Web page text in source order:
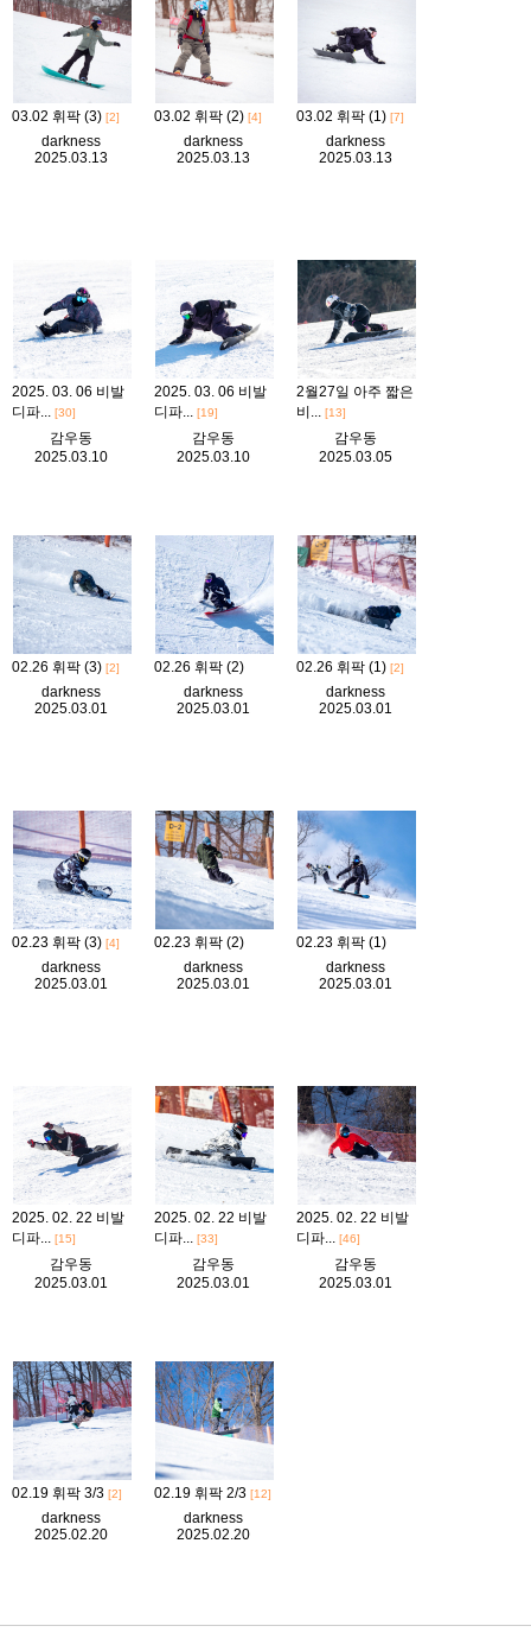
03.02 휘팍 (3) [2]
darkness
2025.03.13
03.02 휘팍 (2) [4]
darkness
2025.03.13
03.02 휘팍 (1) [7]
darkness
2025.03.13
2025. 03. 06 비발
디파... [30]
감우동
2025.03.10
2025. 03. 06 비발
디파... [19]
감우동
2025.03.10
2월27일 아주 짧은
비... [13]
감우동
2025.03.05
02.26 휘팍 (3) [2]
darkness
2025.03.01
02.26 휘팍 (2)
darkness
2025.03.01
02.26 휘팍 (1) [2]
darkness
2025.03.01
02.23 휘팍 (3) [4]
darkness
2025.03.01
02.23 휘팍 (2)
darkness
2025.03.01
02.23 휘팍 (1)
darkness
2025.03.01
2025. 02. 22 비발
디파... [15]
감우동
2025.03.01
2025. 02. 22 비발
디파... [33]
감우동
2025.03.01
2025. 02. 22 비발
디파... [46]
감우동
2025.03.01
02.19 휘팍 3/3 [2]
darkness
2025.02.20
02.19 휘팍 2/3 [12]
darkness
2025.02.20